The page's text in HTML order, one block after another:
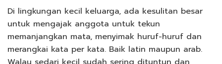
Di lingkungan kecil keluarga, ada kesulitan besar
untuk mengajak anggota untuk tekun
memanjangkan mata, menyimak huruf-huruf dan
merangkai kata per kata. Baik latin maupun arab.